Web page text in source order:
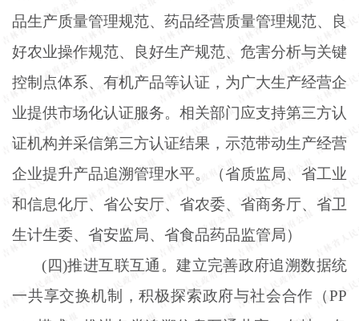
品生产质量管理规范、药品经营质量管理规范、良
好农业操作规范、良好生产规范、危害分析与关键
控制点体系、有机产品等认证，为广大生产经营企
业提供市场化认证服务。相关部门应支持第三方认
证机构并采信第三方认证结果，示范带动生产经营
企业提升产品追溯管理水平。（省质监局、省工业
和信息化厅、省公安厅、省农委、省商务厅、省卫
生计生委、省安监局、省食品药品监管局）
(四)推进互联互通。建立完善政府追溯数据统
一共享交换机制，积极探索政府与社会合作（PP